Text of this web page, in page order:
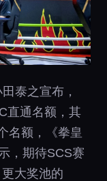
泰之宣布，
直通名额，其
名额，《拳皇
，期待SCS赛
大奖池的